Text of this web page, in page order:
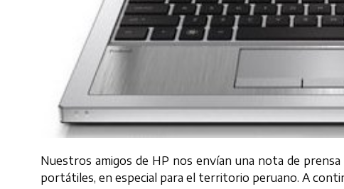
Nuestros amigos de HP nos envían una nota de
portátiles, en especial para el territorio peruano. A